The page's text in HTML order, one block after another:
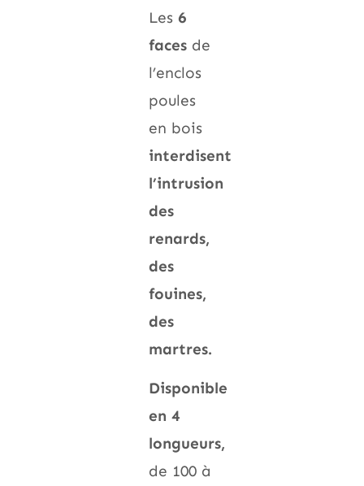
Les6
faces de
l’enclos
poules
en bois
interdisent
l’intrusion
des
renards,
des
fouines,
des
martres.
Disponible
en 4
longueurs,
de 100 à